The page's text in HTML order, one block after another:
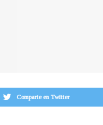
Comparte en Twitter